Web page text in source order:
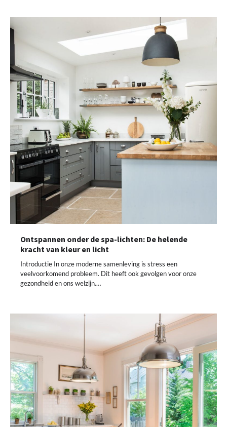
Ontspannen onder de spa-lichten: De helende
kracht van kleur en licht
Introductie In onze moderne samenleving is stress een
veelvoorkomend probleem. Dit heeft ook gevolgen voor onze
gezondheid en ons welzijn.…